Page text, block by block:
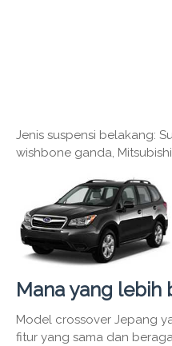
Jenis suspensi belakang:
wishbone ganda,
Mana yang lebih
Model crossover Jepang
fitur yang sama dan